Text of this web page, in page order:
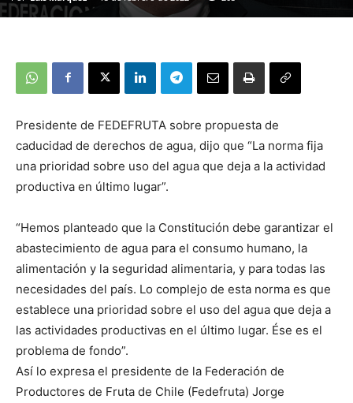
Presidente de FEDEFRUTA sobre propuesta de
caducidad de derechos de agua, dijo que “La norma fija
una prioridad sobre uso del agua que deja a la actividad
productiva en último lugar”.
“Hemos planteado que la Constitución debe garantizar el
abastecimiento de agua para el consumo humano, la
alimentación y la seguridad alimentaria, y para todas las
necesidades del país. Lo complejo de esta norma es que
establece una prioridad sobre el uso del agua que deja a
las actividades productivas en el último lugar. Ése es el
problema de fondo”.
Así lo expresa el presidente de la Federación de
Productores de Fruta de Chile (Fedefruta) Jorge